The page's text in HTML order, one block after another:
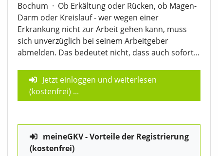
Bochum · Ob Erkältung oder Rücken, ob Magen-
Darm oder Kreislauf - wer wegen einer
Erkrankung nicht zur Arbeit gehen kann, muss
sich unverzüglich bei seinem Arbeitgeber
abmelden. Das bedeutet nicht, dass auch sofort...
Jetzt einloggen und weiterlesen
(kostenfrei) ...
meineGKV - Vorteile der Registrierung
(kostenfrei)